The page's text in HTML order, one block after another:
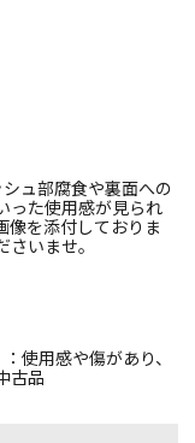
ュ部腐食や裏面への
った使用感が見られ
像を添付しておりま
いませ。
使用感や傷があり、
古品